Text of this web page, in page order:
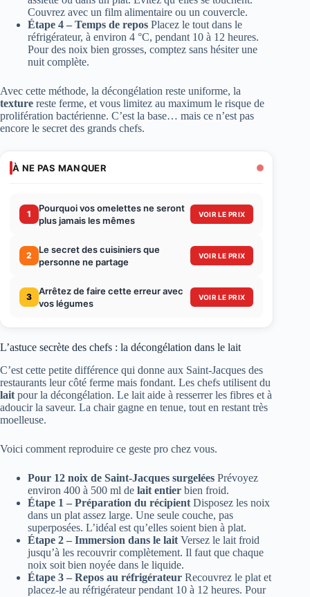
Couvrez avec un film alimentaire ou un couvercle.
Étape 4 – Temps de repos Placez le tout dans le
réfrigérateur, à environ 4 °C, pendant 10 à 12 heures.
Pour des noix bien grosses, comptez sans hésiter une
nuit complète.
Avec cette méthode, la décongélation reste uniforme, la
texture reste ferme, et vous limitez au maximum le risque de
prolifération bactérienne. C’est la base… mais ce n’est pas
encore le secret des grands chefs.
À NE PAS MANQUER
1
Pourquoi vos omelettes ne seront
plus jamais les mêmes
VOIR LE PRIX
2
Le secret des cuisiniers que
personne ne partage
VOIR LE PRIX
3
Arrêtez de faire cette erreur avec
vos légumes
VOIR LE PRIX
L’astuce secrète des chefs : la décongélation dans le lait
C’est cette petite différence qui donne aux Saint-Jacques des
restaurants leur côté ferme mais fondant. Les chefs utilisent du
lait pour la décongélation. Le lait aide à resserrer les fibres et à
adoucir la saveur. La chair gagne en tenue, tout en restant très
moelleuse.
Voici comment reproduire ce geste pro chez vous.
Pour 12 noix de Saint-Jacques surgelées Prévoyez
environ 400 à 500 ml de lait entier bien froid.
Étape 1 – Préparation du récipient Disposez les noix
dans un plat assez large. Une seule couche, pas
superposées. L’idéal est qu’elles soient bien à plat.
Étape 2 – Immersion dans le lait Versez le lait froid
jusqu’à les recouvrir complètement. Il faut que chaque
noix soit bien noyée dans le liquide.
Étape 3 – Repos au réfrigérateur Recouvrez le plat et
placez-le au réfrigérateur pendant 10 à 12 heures. Pour